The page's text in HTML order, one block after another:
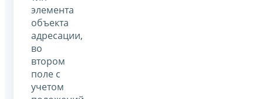
элемента
объекта
адресации,
во
втором
поле с
учетом